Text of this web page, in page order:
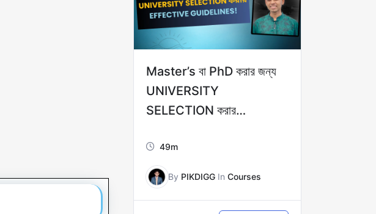
Master’s বা PhD করার জন্য
UNIVERSITY
SELECTION করার
GUIDELINES!
49m
By PIKDIGG In Courses